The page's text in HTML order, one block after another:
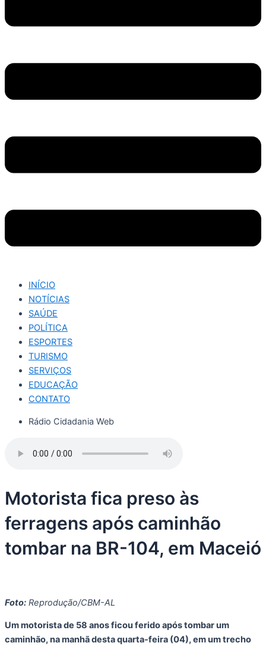
INÍCIO
NOTÍCIAS
SAÚDE
POLÍTICA
ESPORTES
TURISMO
SERVIÇOS
EDUCAÇÃO
CONTATO
Rádio Cidadania Web
Motorista fica preso às
ferragens após caminhão
tombar na BR-104, em Maceió
Foto: Reprodução/CBM-AL
Um motorista de 58 anos ficou ferido após tombar um
caminhão, na manhã desta quarta-feira (04), em um trecho